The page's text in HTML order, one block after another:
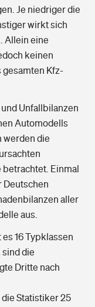
Je niedriger die
wirkt sich
Allein eine
keinen
gesamten Kfz-
Unfallbilanzen
Automodells
werden die
betrachtet. Einmal
Deutschen
aller
aus.
16 Typklassen
die
Dritte nach
Statistiker 25